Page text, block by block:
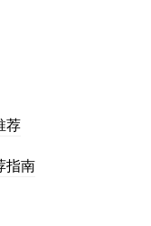
荐
指南